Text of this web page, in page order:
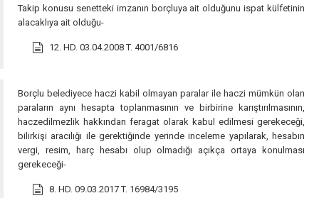
Takip konusu senetteki imzanın borçluya ait olduğunu ispat külfetinin
alacaklıya ait olduğu-
12. HD. 03.04.2008 T. 4001/6816
Borçlu belediyece haczi kabil olmayan paralar ile haczi mümkün olan
paraların aynı hesapta toplanmasının ve birbirine karıştırılmasının,
haczedilmezlik hakkından feragat olarak kabul edilmesi gerekeceği,
bilirkişi aracılığı ile gerektiğinde yerinde inceleme yapılarak, hesabın
vergi, resim, harç hesabı olup olmadığı açıkça ortaya konulması
gerekeceği-
8. HD. 09.03.2017 T. 16984/3195